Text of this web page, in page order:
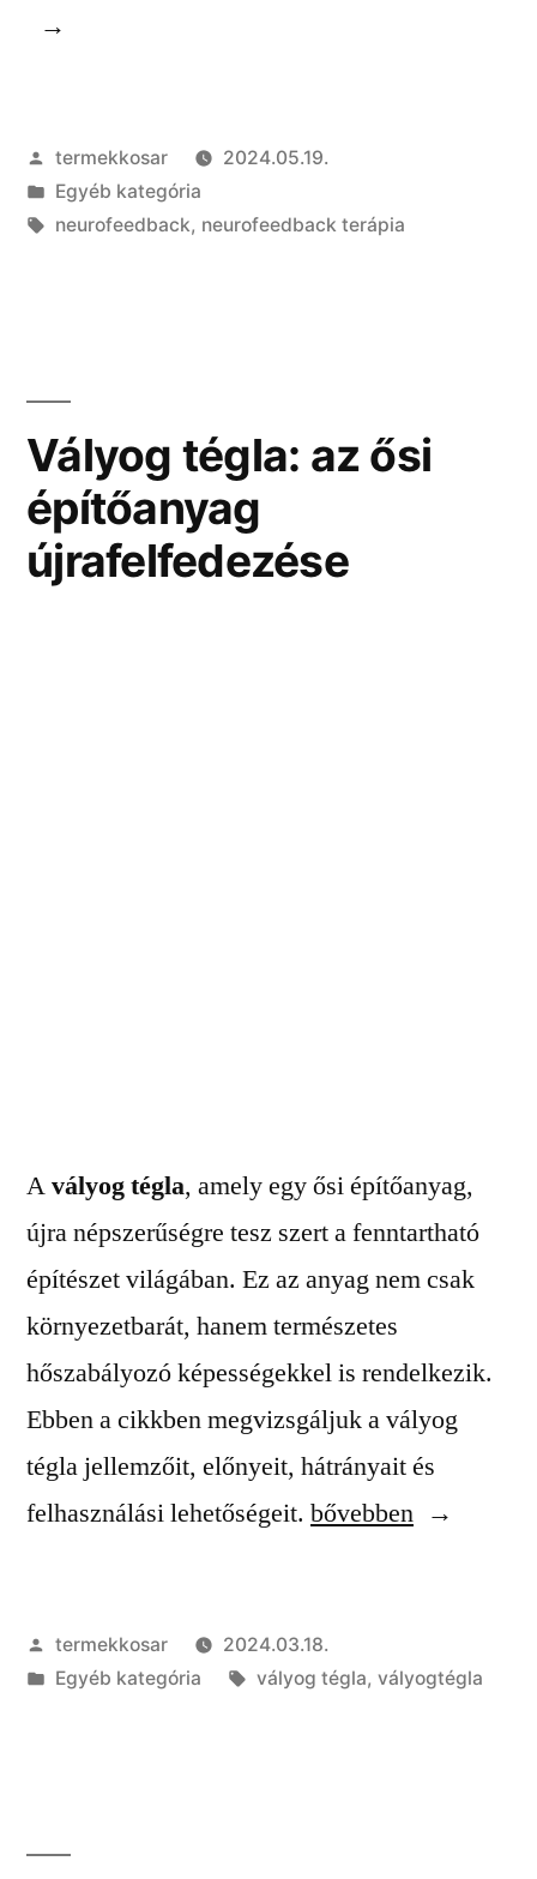
Szerző:
termekkosar
2024.05.19.
Kategória:
Egyéb kategória
Címke:
neurofeedback, neurofeedback terápia
Vályog tégla: az ősi
építőanyag
újrafelfedezése
Avályog tégla, amely egy ősi építőanyag,
újra népszerűségre tesz szert a fenntartható
építészet világában. Ez az anyag nem csak
környezetbarát, hanem természetes
hőszabályozó képességekkel is rendelkezik.
Ebben a cikkben megvizsgáljuk a vályog
tégla jellemzőit, előnyeit, hátrányait és
felhasználási lehetőségeit. „Vályog
ősi
építőanyag
bővebben
Szerző:
termekkosar
2024.03.18.
Kategória:
Egyéb kategória Címke:
vályog tégla, vályogtégla